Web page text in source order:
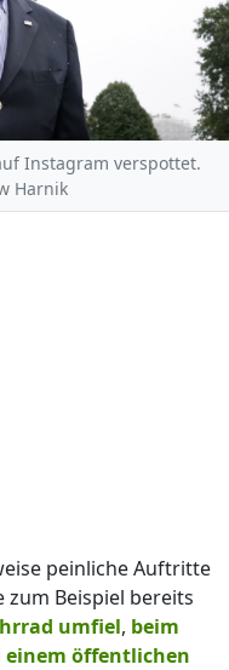
Instagram verspottet.
Harnik
peinliche Auftritte
zum Beispiel bereits
umfiel, beim
einem öffentlichen